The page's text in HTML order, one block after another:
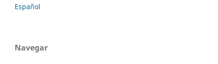
Español
Navegar